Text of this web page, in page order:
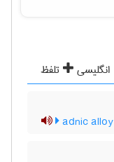
انگلیسی
تلفظ
adnic alloy